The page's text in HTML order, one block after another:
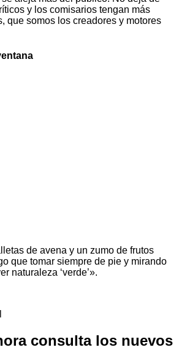
y los comisarios tengan más
que somos los creadores y motores
de avena y un zumo de frutos
que tomar siempre de pie y mirando
naturaleza ‘verde’».
consulta los nuevos